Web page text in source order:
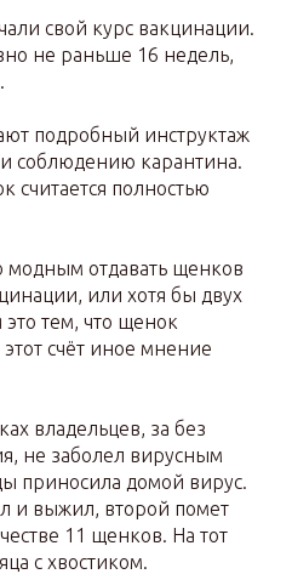
свой курс вакцинации.
не раньше 16 недель,
подробный инструктаж
соблюдению карантина.
считается полностью
модным отдавать щенков
или хотя бы двух
тем, что щенок
счёт иное мнение
владельцев, за без
не заболел вирусным
приносила домой вирус.
и выжил, второй помет
11 щенков. На тот
с хвостиком.